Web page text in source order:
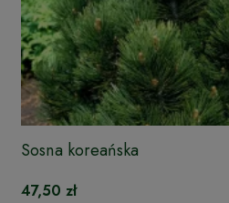
Sosna koreańska
47,50 zł